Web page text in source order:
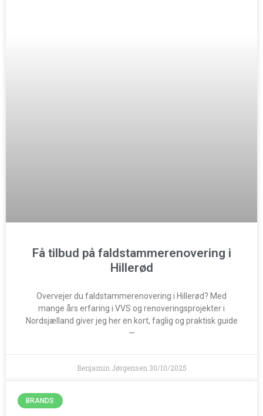
Få tilbud på faldstammerenovering i
Hillerød
Overvejer du faldstammerenovering i Hillerød? Med
mange års erfaring i VVS og renoveringsprojekter i
Nordsjælland giver jeg her en kort, faglig og praktisk guide
—
Benjamin Jørgensen 30/10/2025
BRANDS